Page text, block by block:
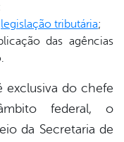
legislação tributária;
das agências
exclusiva do chefe
federal, o
da Secretaria de